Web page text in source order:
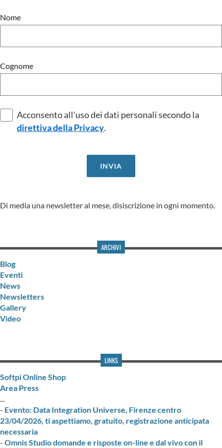
Nome
Cognome
Acconsento all'uso dei dati personali secondo la
direttiva della Privacy.
Di media una newsletter al mese, disiscrizione in ogni momento.
ARCHIVI
Blog
Eventi
News
Newsletters
Gallery
Video
LINKS
Softpi Online Shop
Area Press
...
- Evento: Data Integration Universe, Firenze centro
23/04/2026, ti aspettiamo, gratuito, registrazione anticipata
necessaria
- Omnis Studio domande e risposte on-line e dal vivo con il